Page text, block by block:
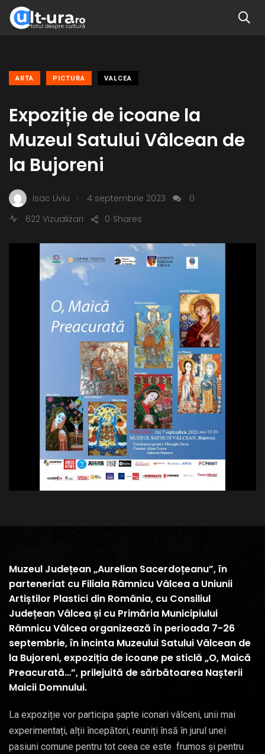
ARTA PICTURA VALCEA
Expoziție de icoane la
Muzeul Satului Vâlcean de
la Bujoreni
Isac Liviu . 4 septembrie 2023
0
622 Vizualizari
Shares
0
Muzeul Județean „Aurelian Sacerdoțeanu”, în
parteneriat cu Filiala Râmnicu Vâlcea a Uniunii
Artiștilor Plastici din România, cu Consiliul
Județean Vâlcea și cu Primăria Municipiului
Râmnicu Vâlcea organizează în perioada 7-26
septembrie, în incinta Muzeului Satului Vâlcean de
la Bujoreni, expoziția de icoane pe sticlă „O, Maică
Preacurată…”, prilejuită de sărbătoarea Nașterii
Maicii Domnului.
La expoziție vor participa șapte iconari vâlceni, unii mai
experimentați, alții începători, reuniți însă în jurul unei
pasiuni comune pentru tot ceea ce este frumos și pentru